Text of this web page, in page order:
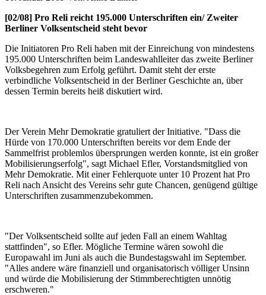
[02/08] Pro Reli reicht 195.000 Unterschriften ein/ Zweiter
Berliner Volksentscheid steht bevor
Die Initiatoren Pro Reli haben mit der Einreichung von mindestens
195.000 Unterschriften beim Landeswahlleiter das zweite Berliner
Volksbegehren zum Erfolg geführt. Damit steht der erste
verbindliche Volksentscheid in der Berliner Geschichte an, über
dessen Termin bereits heiß diskutiert wird.
Der Verein Mehr Demokratie gratuliert der Initiative. "Dass die
Hürde von 170.000 Unterschriften bereits vor dem Ende der
Sammelfrist problemlos übersprungen werden konnte, ist ein großer
Mobilisierungserfolg", sagt Michael Efler, Vorstandsmitglied von
Mehr Demokratie. Mit einer Fehlerquote unter 10 Prozent hat Pro
Reli nach Ansicht des Vereins sehr gute Chancen, genügend gültige
Unterschriften zusammenzubekommen.
"Der Volksentscheid sollte auf jeden Fall an einem Wahltag
stattfinden", so Efler. Mögliche Termine wären sowohl die
Europawahl im Juni als auch die Bundestagswahl im September.
"Alles andere wäre finanziell und organisatorisch völliger Unsinn
und würde die Mobilisierung der Stimmberechtigten unnötig
erschweren."